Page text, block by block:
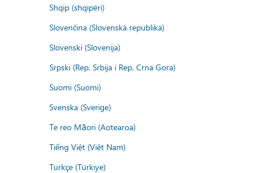
Shqip (shqipëri)
Slovenčina (Slovenská republika)
Slovenski (Slovenija)
Srpski (Rep. Srbija i Rep. Crna Gora)
Suomi (Suomi)
Svenska (Sverige)
Te reo Māori (Aotearoa)
Tiếng Việt (Việt Nam)
Türkçe (Türkiye)